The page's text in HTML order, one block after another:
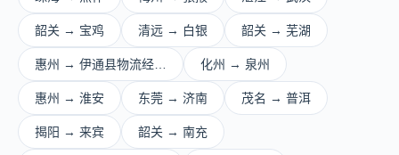
韶关 → 宝鸡 清远 → 白银 韶关 → 芜湖
惠州 → 伊通县物流经… 化州 → 泉州
惠州 → 淮安 东莞 → 济南 茂名 → 普洱
揭阳 → 来宾 韶关 → 南充